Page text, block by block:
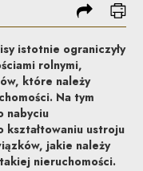
podziel się
istotnie ograniczyły
rolnymi,
które należy
Na tym
nabyciu
kształtowaniu ustroju
jakie należy
nieruchomości.